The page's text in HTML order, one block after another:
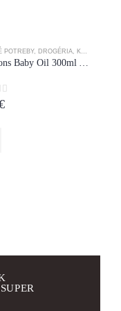
POTREBY, DROGÉRIA KRÉMY